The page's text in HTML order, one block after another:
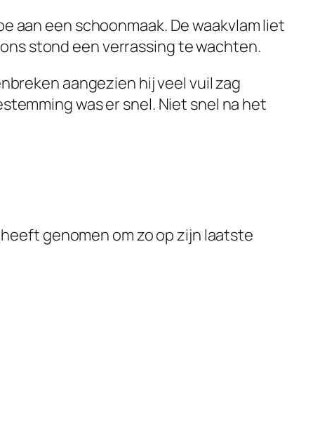
aan een schoonmaak. De waakvlam liet
stond een verrassing te wachten.
aangezien hij veel vuil zag
was er snel. Niet snel na het
genomen om zo op zijn laatste